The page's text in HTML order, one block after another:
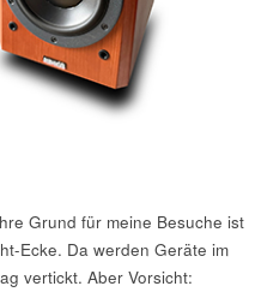
Grund für meine Besuche ist
Ecke. Da werden Geräte im
vertickt. Aber Vorsicht: